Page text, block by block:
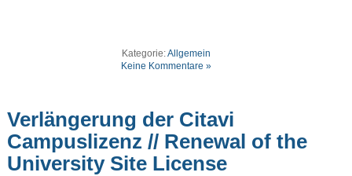
Kategorie:Allgemein
Keine Kommentare »
Verlängerung der Citavi
Campuslizenz // Renewal of the
University Site License